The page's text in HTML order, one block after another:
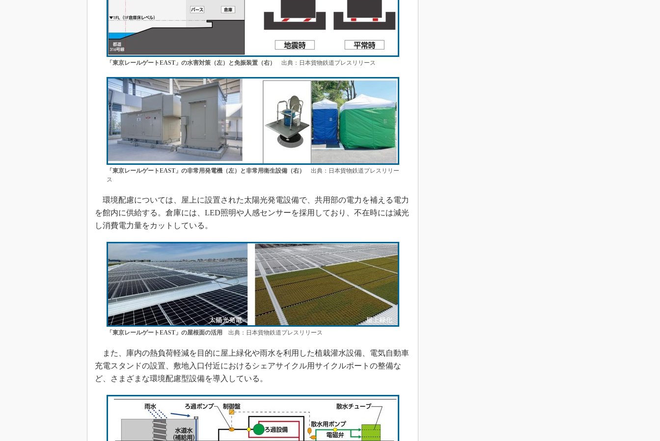
「東京レールゲートEAST」の水害対策（左）と免振装置（右） 出典：日本貨物鉄道プレスリリース
「東京レールゲートEAST」の非常用発電機（左）と非常用衛生設備（右）
出典：日本貨物鉄道プレスリリー
ス
環境配慮については、屋上に設置された太陽光発電設備で、共用部の電力を補える電力
を館内に供給する。倉庫には、LED照明や人感センサーを採用しており、不在時には減光
し消費電力量をカットしている。
「東京レールゲートEAST」の屋根面の活用 出典：日本貨物鉄道プレスリリース
また、庫内の熱負荷軽減を目的に屋上緑化や雨水を利用した植栽灌水設備、電気自動車
充電スタンドの設置、敷地入口付近におけるシェアサイクル用サイクルポートの整備な
ど、さまざまな環境配慮型設備を導入している。